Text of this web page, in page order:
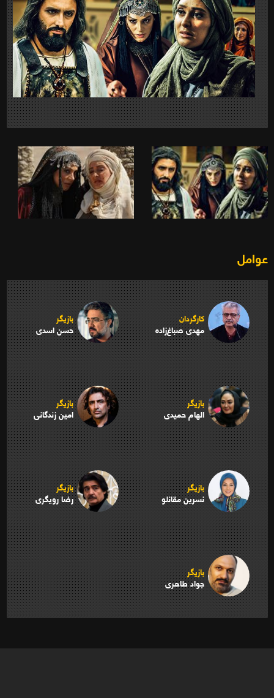
عوامل
کارگردان
مهدی صباغ‌زاده
بازیگر
حسن اسدی
بازیگر
الهام حمیدی
بازیگر
امین زندگانی
بازیگر
نسرین مقانلو
بازیگر
رضا رویگری
بازیگر
جواد طاهری